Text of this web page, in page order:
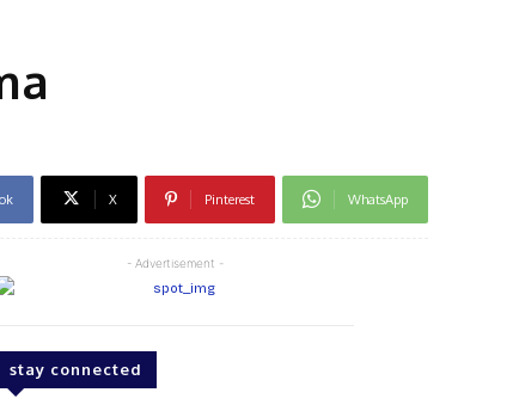
X Pinterest WhatsApp
- Advertisement -
stay connected